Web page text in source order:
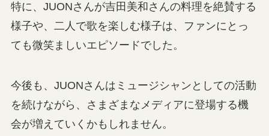
特に、JUONさんが吉田美和さんの料理を絶賛する
様子や、二人で歌を楽しむ様子は、ファンにとっ
ても微笑ましいエピソードでした。
今後も、JUONさんはミュージシャンとしての活動
を続けながら、さまざまなメディアに登場する機
会が増えていくかもしれません。